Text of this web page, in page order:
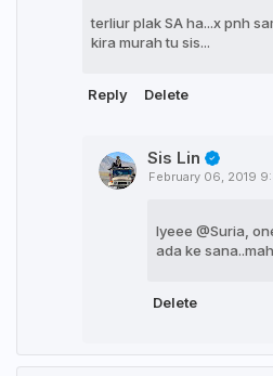
terliur plak SA ha...x pnh
kira murah tu sis...
Reply Delete
Sis Lin
February 06, 2019
Iyeee @Suria,
ada ke
Delete